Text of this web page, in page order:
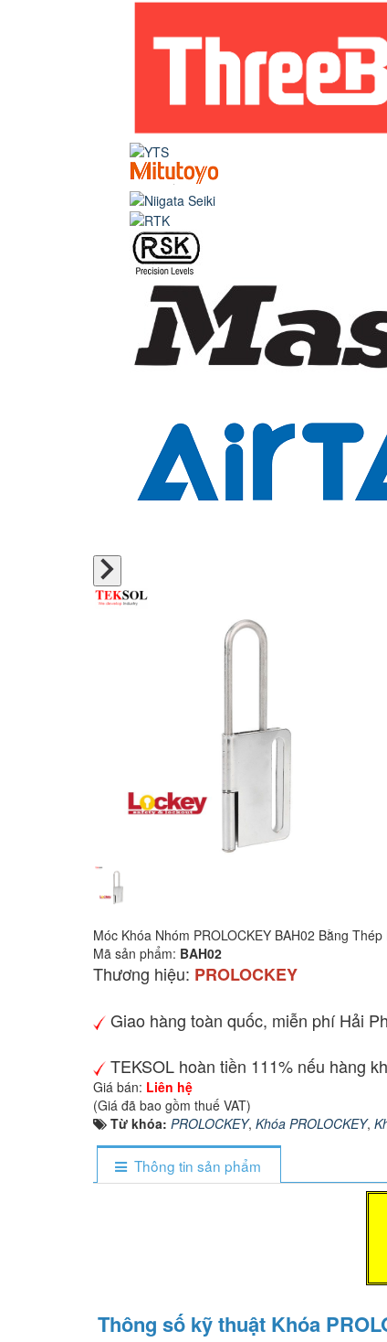
Móc Khóa Nhóm PROLOCKEY BAH02 Bằng Thép
Mã sản phẩm: BAH02
Thương hiệu: PROLOCKEY
Giao hàng toàn quốc, miễn phí Hải
TEKSOL hoàn tiền 111% nếu hàng
Giá bán: Liên hệ
(Giá đã bao gồm thuế VAT)
Từ khóa: PROLOCKEY, Khóa PROLOCKEY,
Thông tin sản phẩm
Thông số kỹ thuật Khóa